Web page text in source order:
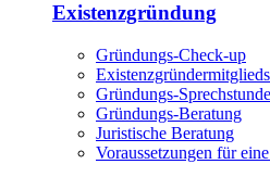
Existenzgründung
Gründungs-Check-up
Gründungs-Sprechstunde
Gründungs-Beratung
Juristische Beratung
Voraussetzungen für